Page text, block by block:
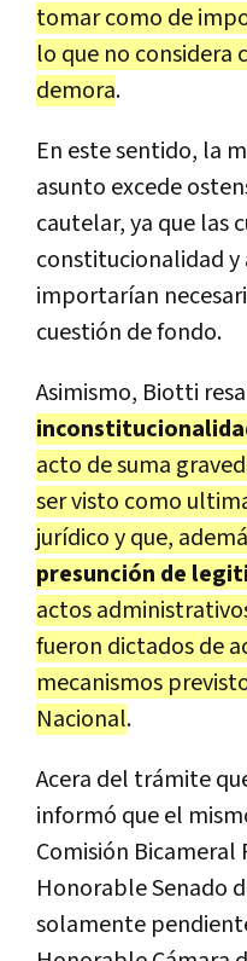
tomar como de
lo que no
demora.
En este sentido, la
asunto excede
cautelar, ya que las
constitucionalidad
importarían
cuestión de fondo.
Asimismo, Biotti
acto de suma
ser visto como
jurídico y que,
presunción de
actos
fueron dictados de
mecanismos
Nacional.
Acera del trámite
informó que el
Comisión
Honorable Senado
solamente